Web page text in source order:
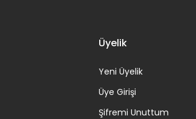
Üyelik
Yeni Üyelik
Üye Girişi
Şifremi Unuttum